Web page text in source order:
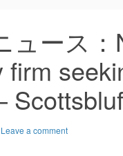
ュース
Leave a comment